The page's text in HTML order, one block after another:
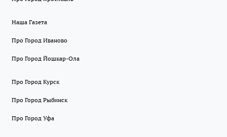
Наша Газета
Про Город Иваново
Про Город Йошкар-Ола
Про Город Курск
Про Город Рыбинск
Про Город Уфа